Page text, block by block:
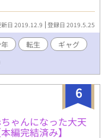
な世界での記憶を持た
ャラクター達。 ただ、
居た。 司祭ロシュをこ
が無いまま異質な世界
後輩剣士のラスは自分
する。 記憶が無いリ
。 それはもう一つの別
世界では年上ながらも
ゃと先輩剣士だった
はラスは稀にしか出ま
います。 表紙のイケメ
日 2019.12.9 登録日 2019.5.25
転生
ギャグ
6
ゃんになった大天
編完結済み】